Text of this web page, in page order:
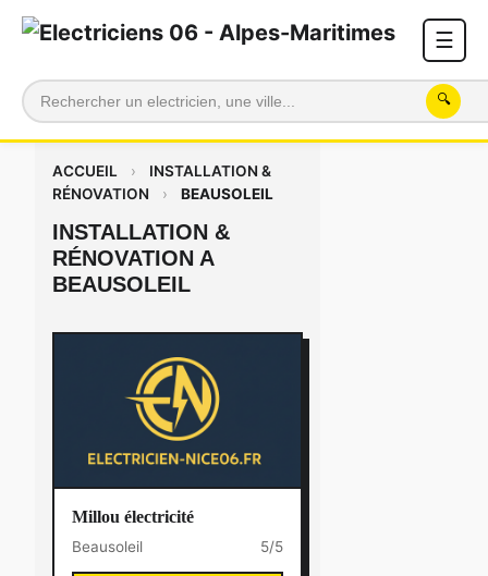
☰
🔍
ACCUEIL ›
INSTALLATION &
RÉNOVATION
› BEAUSOLEIL
INSTALLATION &
RÉNOVATION A
BEAUSOLEIL
Millou électricité
Beausoleil 5/5